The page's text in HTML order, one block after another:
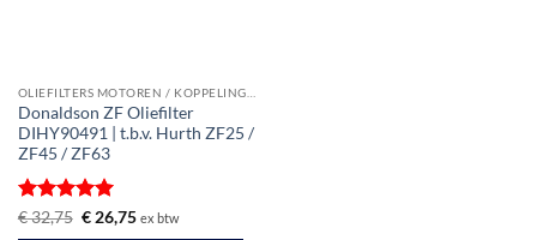
Donaldson ZF Oliefilter
DIHY90491 | t.b.v. Hurth ZF25 /
ZF45 / ZF63
Gewaardeerd
5uit 5
€32,75 Oorspronkelijke
€26,75Huidige
ex btw